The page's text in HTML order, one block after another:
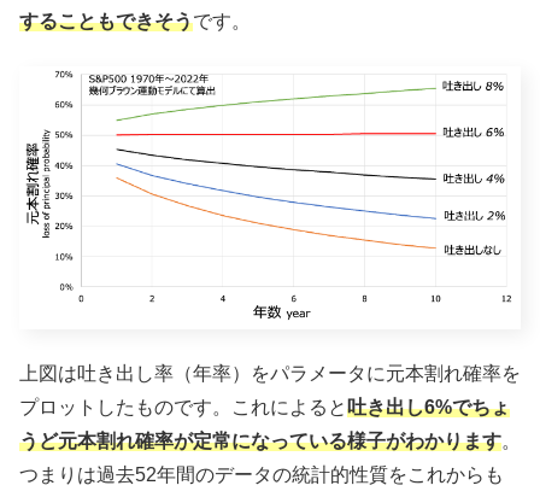
することもできそうです。
上図は吐き出し率（年率）をパラメータに元本割れ確率を
プロットしたものです。これによると吐き出し6%でちょ
うど元本割れ確率が定常になっている様子がわかります。
つまりは過去52年間のデータの統計的性質をこれからも